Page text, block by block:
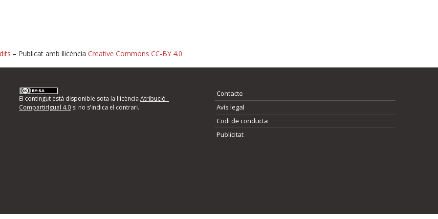
d'errors
següents i descriviu quina és la millora que
– Publicat amb llicència Creative Commons CC-BY 4.0
El contingut està disponible sota la llicència Atribució -
CompartirIgual 4.0si no s'indica el contrari.
Contacte
Avís legal
Codi de conducta
Publicitat